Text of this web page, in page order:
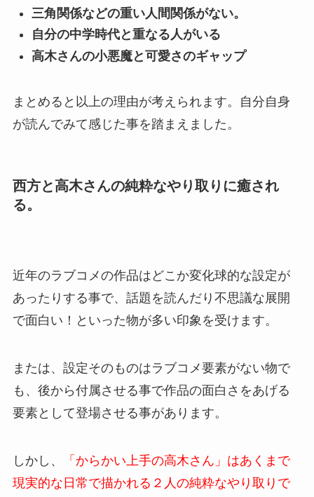
三角関係などの重い人間関係がない。
自分の中学時代と重なる人がいる
高木さんの小悪魔と可愛さのギャップ
まとめると以上の理由が考えられます。自分自身
が読んでみて感じた事を踏まえました。
西方と高木さんの純粋なやり取りに癒され
る。
近年のラブコメの作品はどこか変化球的な設定が
あったりする事で、話題を読んだり不思議な展開
で面白い！といった物が多い印象を受けます。
または、設定そのものはラブコメ要素がない物で
も、後から付属させる事で作品の面白さをあげる
要素として登場させる事があります。
しかし、
「からかい上手の高木さん」はあくまで
現実的な日常で描かれる２人の純粋なやり取りで